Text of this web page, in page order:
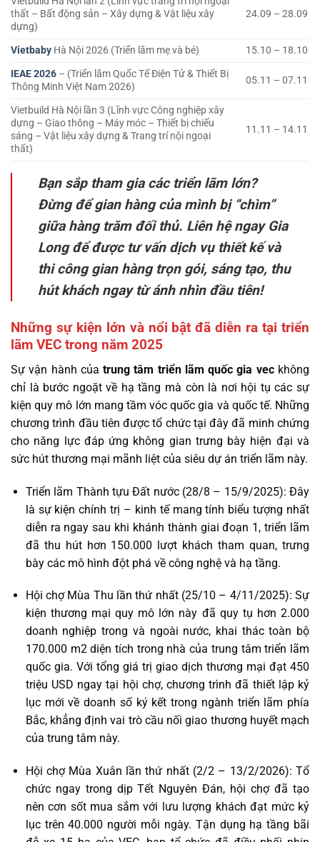
thất – Bất động sản – Xây dựng & Vật liệu xây
dựng)
24.09 – 28.09
Vietbaby Hà Nội 2026 (Triển lãm mẹ và bé)
15.10 – 18.10
IEAE 2026 – (Triển lãm Quốc Tế Điện Tử & Thiết Bị
Thông Minh Việt Nam 2026)
05.11 – 07.11
Vietbuild Hà Nội lần 3 (Lĩnh vực Công nghiệp xây
dựng – Giao thông – Máy móc – Thiết bị chiếu
sáng – Vật liệu xây dựng & Trang trí nội ngoại
thất)
11.11 – 14.11
Bạn sắp tham gia các triển lãm lớn?
Đừng để gian hàng của mình bị “chìm”
giữa hàng trăm đối thủ. Liên hệ ngay Gia
Long để được tư vấn dịch vụ thiết kế và
thi công gian hàng trọn gói, sáng tạo, thu
hút khách ngay từ ánh nhìn đầu tiên!
Những sự kiện lớn và nổi bật đã diễn ra tại triển
lãm VEC trong năm 2025
Sự vận hành củatrung tâm triển lãm quốc gia veckhông
chỉ là bước ngoặt về hạ tầng mà còn là nơi hội tụ các sự
kiện quy mô lớn mang tầm vóc quốc gia và quốc tế. Những
chương trình đầu tiên được tổ chức tại đây đã minh chứng
cho năng lực đáp ứng không gian trưng bày hiện đại và
sức hút thương mại mãnh liệt của siêu dự án triển lãm này.
Triển lãm Thành tựu Đất nước (28/8 – 15/9/2025): Đây
là sự kiện chính trị – kinh tế mang tính biểu tượng nhất
diễn ra ngay sau khi khánh thành giai đoạn 1, triển lãm
đã thu hút hơn 150.000 lượt khách tham quan, trưng
bày các mô hình đột phá về công nghệ và hạ tầng.
Hội chợ Mùa Thu lần thứ nhất (25/10 – 4/11/2025): Sự
kiện thương mại quy mô lớn này đã quy tụ hơn 2.000
doanh nghiệp trong và ngoài nước, khai thác toàn bộ
170.000 m2 diện tích trong nhà của trung tâm triển lãm
quốc gia. Với tổng giá trị giao dịch thương mại đạt 450
triệu USD ngay tại hội chợ, chương trình đã thiết lập kỷ
lục mới về doanh số ký kết trong ngành triển lãm phía
Bắc, khẳng định vai trò cầu nối giao thương huyết mạch
của trung tâm này.
Hội chợ Mùa Xuân lần thứ nhất (2/2 – 13/2/2026): Tổ
chức ngay trong dịp Tết Nguyên Đán, hội chợ đã tạo
nên cơn sốt mua sắm với lưu lượng khách đạt mức kỷ
lục trên 40.000 người mỗi ngày. Tận dụng hạ tầng bãi